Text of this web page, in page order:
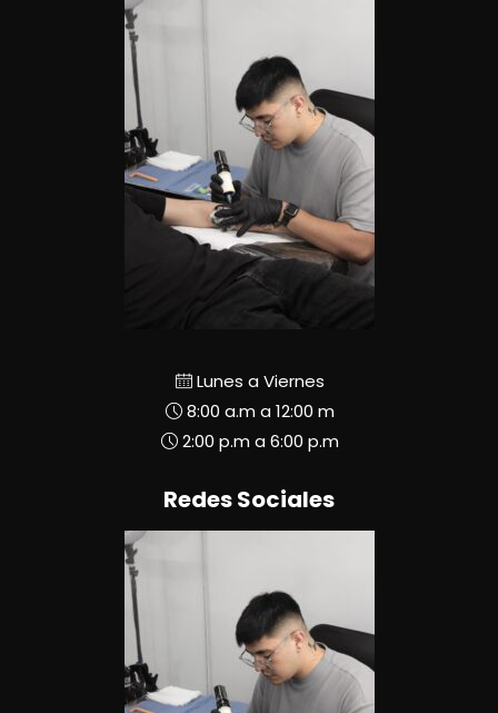
Lunes a Viernes
8:00 a.m a 12:00 m
2:00 p.m a 6:00 p.m
Redes Sociales